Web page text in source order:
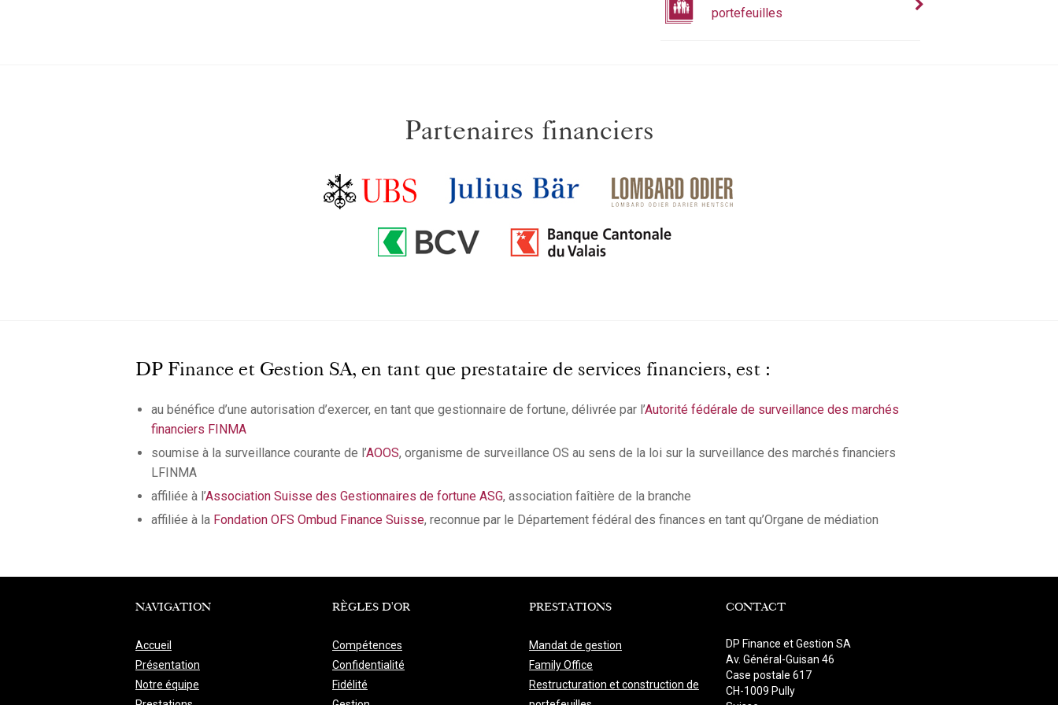
portefeuilles
Partenaires financiers
DP Finance et Gestion SA, en tant que prestataire de services financiers, est :
au bénéfice d’une autorisation d’exercer, en tant que gestionnaire de fortune, délivrée par l’Autorité fédérale de surveillance des marchés
financiers FINMA
soumise à la surveillance courante de l’AOOS, organisme de surveillance OS au sens de la loi sur la surveillance des marchés financiers
LFINMA
affiliée à l’Association Suisse des Gestionnaires de fortune ASG, association faîtière de la branche
affiliée à la Fondation OFS Ombud Finance Suisse, reconnue par le Département fédéral des finances en tant qu’Organe de médiation
NAVIGATION
Accueil
Présentation
Notre équipe
RÈGLES D'OR
Compétences
Confidentialité
Fidélité
PRESTATIONS
Mandat de gestion
Family Office
Restructuration et construction de
CONTACT
DP Finance et Gestion SA
Av. Général-Guisan 46
Case postale 617
CH-1009 Pully